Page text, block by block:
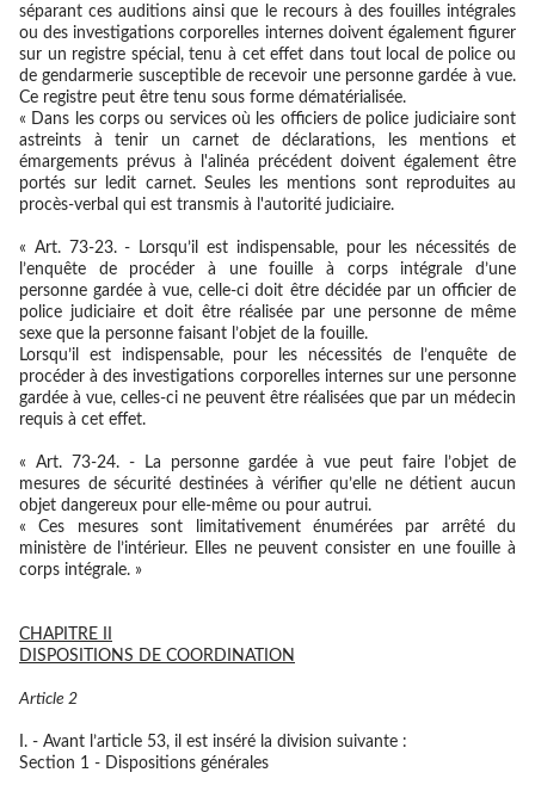
séparant ces auditions ainsi que le recours à des fouilles intégrales
ou des investigations corporelles internes doivent également figurer
sur un registre spécial, tenu à cet effet dans tout local de police ou
de gendarmerie susceptible de recevoir une personne gardée à vue.
Ce registre peut être tenu sous forme dématérialisée.
« Dans les corps ou services où les officiers de police judiciaire sont
astreints à tenir un carnet de déclarations, les mentions et
émargements prévus à l'alinéa précédent doivent également être
portés sur ledit carnet. Seules les mentions sont reproduites au
procès-verbal qui est transmis à l'autorité judiciaire.
« Art. 73-23. - Lorsqu’il est indispensable, pour les nécessités de
l’enquête de procéder à une fouille à corps intégrale d’une
personne gardée à vue, celle-ci doit être décidée par un officier de
police judiciaire et doit être réalisée par une personne de même
sexe que la personne faisant l’objet de la fouille.
Lorsqu’il est indispensable, pour les nécessités de l’enquête de
procéder à des investigations corporelles internes sur une personne
gardée à vue, celles-ci ne peuvent être réalisées que par un médecin
requis à cet effet.
« Art. 73-24. - La personne gardée à vue peut faire l’objet de
mesures de sécurité destinées à vérifier qu’elle ne détient aucun
objet dangereux pour elle-même ou pour autrui.
« Ces mesures sont limitativement énumérées par arrêté du
ministère de l’intérieur. Elles ne peuvent consister en une fouille à
corps intégrale. »
CHAPITRE II
DISPOSITIONS DE COORDINATION
Article 2
I. - Avant l’article 53, il est inséré la division suivante :
Section 1 - Dispositions générales